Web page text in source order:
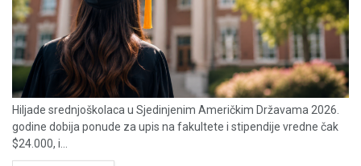
Hiljade srednjoškolaca u Sjedinjenim Američkim Državama 2026.
godine dobija ponude za upis na fakultete i stipendije vredne čak
$24.000, i...